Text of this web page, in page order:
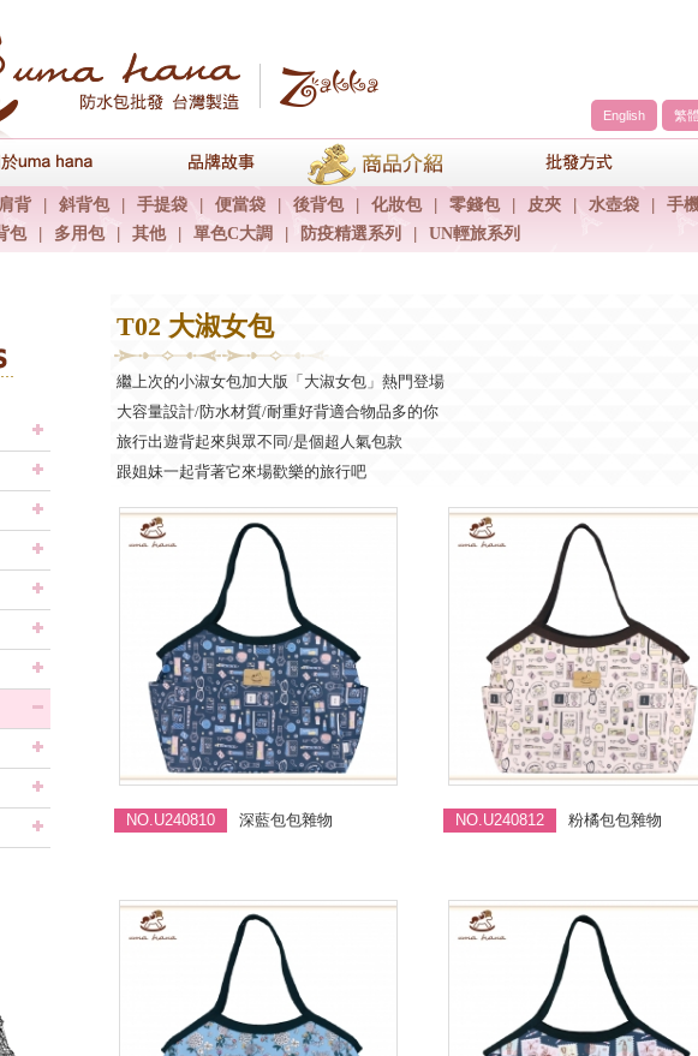
English 繁
關於uma hana 品牌故事
背 斜背包 手提袋 便當袋 後背包 化妝包 零錢包 皮夾 水壺袋 手
包
多用包 其他 單色C大調 防疫精選系列 UN輕旅系列
包包
Products
T02 大淑女包
繼上次的小淑女包加大版「大淑女包」熱門登場
大容量設計/防水材質/耐重好背適合物品多的你
旅行出遊背起來與眾不同/是個超人氣包款
跟姐妹一起背著它來場歡樂的旅行吧
NO.U240810 深藍包包雜物 NO.U240812 粉橘包包雜物